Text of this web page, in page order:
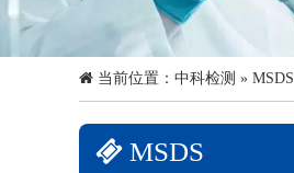
当前位置： 中科检测 » MSDS
MSDS